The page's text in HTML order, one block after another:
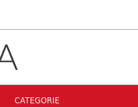
CATEGORIE